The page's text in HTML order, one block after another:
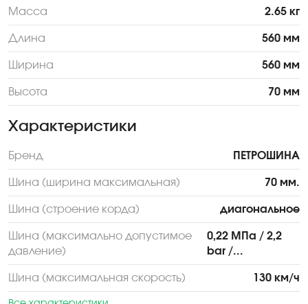
Масса 2.65 кг
Длина 560 мм
Ширина 560 мм
Высота 70 мм
Характеристики
Бренд ПЕТРОШИНА
Шина (ширина максимальная) 70 мм.
Шина (строение корда) диагональное
Шина (максимально допустимое
давление)
0,22 МПа / 2,2
bar /...
Шина (максимальная скорость) 130 км/ч